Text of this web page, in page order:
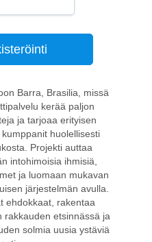
Barra, Brasilia, missä
kerää paljon
ja tarjoaa erityisen
huolellisesti
Projekti auttaa
intohimoisia ihmisiä,
ja luomaan mukavan
järjestelmän avulla.
ehdokkaat, rakentaa
rakkauden etsinnässä ja
solmia uusia ystäviä